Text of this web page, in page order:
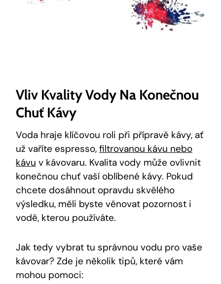
Vliv Kvality Vody Na Konečnou
Chuť Kávy
Voda hraje klíčovou roli při přípravě kávy, ať
už vaříte espresso, filtrovanou kávu nebo
kávu v kávovaru. Kvalita vody může ovlivnit
konečnou chuť vaší oblíbené kávy. Pokud
chcete dosáhnout opravdu skvělého
výsledku, měli byste věnovat pozornost i
vodě, kterou používáte.
Jak tedy vybrat tu správnou vodu pro vaše
kávovar? Zde je několik tipů, které vám
mohou pomoci: